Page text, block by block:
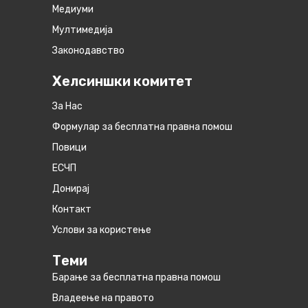
Медиуми
Мултимедија
Законодавство
Хелсиншки комитет
За Нас
Формулар за бесплатна правна помош
Повици
ЕСЧП
Донирај
Контакт
Услови за користење
Теми
Барање за бесплатна правна помош
Владеење на правото